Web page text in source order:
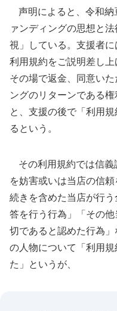
声明によると、令和納
ァンディングの思想と
視」している。支援者
利用規約をご説明差し
その場で返金、同意い
ングのリターンである
と、支援の後で「利用
るという。
その利用規約では信義
を妨害或いは当店の信
続きを含めた当店が行
答を行う行為」「その
切であると認めた行為
の人物について「利用
た」というが、